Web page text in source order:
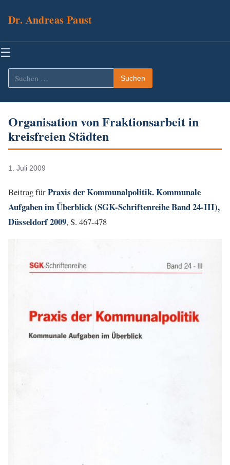
Dr. Andreas Paust
Menü
☰
Suchen
nach:
Suchen
Organisation von Fraktionsarbeit in
kreisfreien Städten
1. Juli 2009
Beitrag fürPraxis der Kommunalpolitik. Kommunale
Aufgaben im Überblick (SGK-Schriftenreihe Band 24-III),
Düsseldorf 2009, S. 467-478